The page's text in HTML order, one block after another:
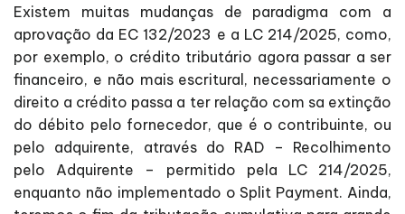
Existem muitas mudanças de paradigma com a
aprovação da EC 132/2023 e a LC 214/2025, como,
por exemplo, o crédito tributário agora passar a ser
financeiro, e não mais escritural, necessariamente o
direito a crédito passa a ter relação com sa extinção
do débito pelo fornecedor, que é o contribuinte, ou
pelo adquirente, através do RAD – Recolhimento
pelo Adquirente – permitido pela LC 214/2025,
enquanto não implementado o Split Payment. Ainda,